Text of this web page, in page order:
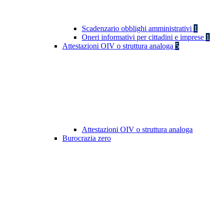
Scadenzario obblighi amministrativi 1
Oneri informativi per cittadini e imprese 1
Attestazioni OIV o struttura analoga 5
Attestazioni OIV o struttura analoga
Burocrazia zero